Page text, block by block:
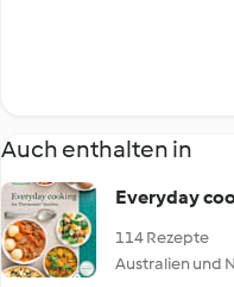
Auch enthalten in
Everyday
114 Rezepte
Australien und